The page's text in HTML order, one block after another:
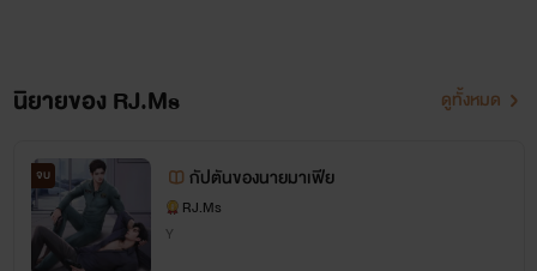
นิยายของ RJ.Ms ดูทั้งหมด
จบ กัปตันของนายมาเฟีย
RJ.Ms
Y